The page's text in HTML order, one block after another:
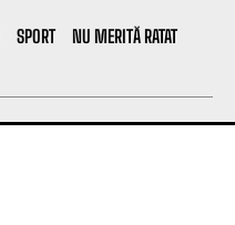
SPORT
NU MERITĂ RATAT